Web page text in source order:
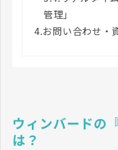
管理」
4.お問い合わせ・
ウィンバードの
は？